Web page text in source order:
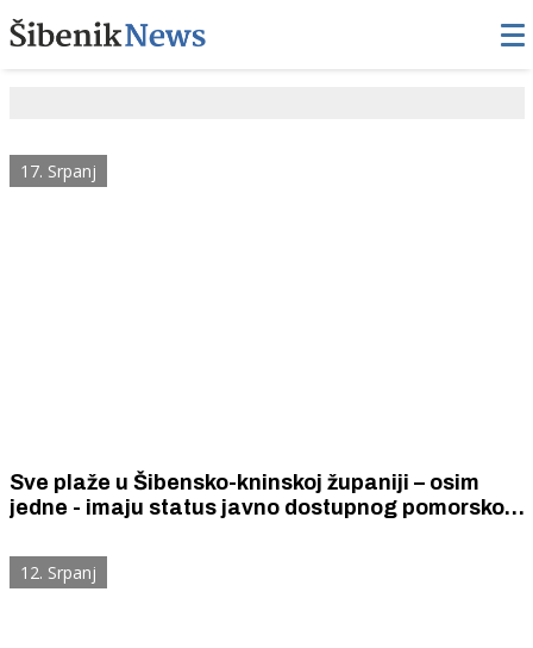
17. Srpanj
Sve plaže u Šibensko-kninskoj županiji – osim
jedne - imaju status javno dostupnog pomorskog
besplatan za sve građane i posjetitelje.
12. Srpanj